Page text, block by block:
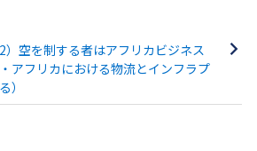
）空を制する者はアフリカビジネス
アフリカにおける物流とインフラプ
）